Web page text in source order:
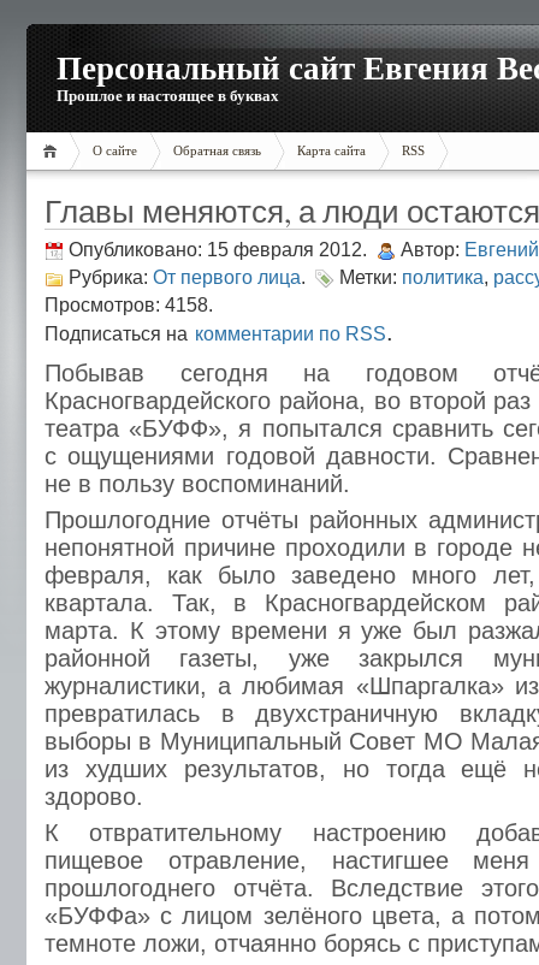
Персональный сайт Евгения
Прошлое и настоящее в буквах
О сайте Обратная связь Карта сайта RSS
Главы меняются, а люди остаются
Опубликовано: 15 февраля 2012. Автор:
Рубрика: От первого лица. Метки: политика,
Просмотров: 4158.
Подписаться на комментарии по RSS.
Побывав сегодня на годовом
Красногвардейского района, во второй
театра «БУФФ», я попытался сравнить
с ощущениями годовой давности.
не в пользу воспоминаний.
Прошлогодние отчёты районных
непонятной причине проходили в городе
февраля, как было заведено много
квартала. Так, в Красногвардейском
марта. К этому времени я уже был
районной газеты, уже закрылся
журналистики, а любимая «Шпаргалка»
превратилась в двухстраничную
выборы в Муниципальный Совет МО
из худших результатов, но тогда ещё
здорово.
К отвратительному настроению
пищевое отравление, настигшее
прошлогоднего отчёта. Вследствие
«БУФФа» с лицом зелёного цвета, а
темноте ложи, отчаянно борясь с